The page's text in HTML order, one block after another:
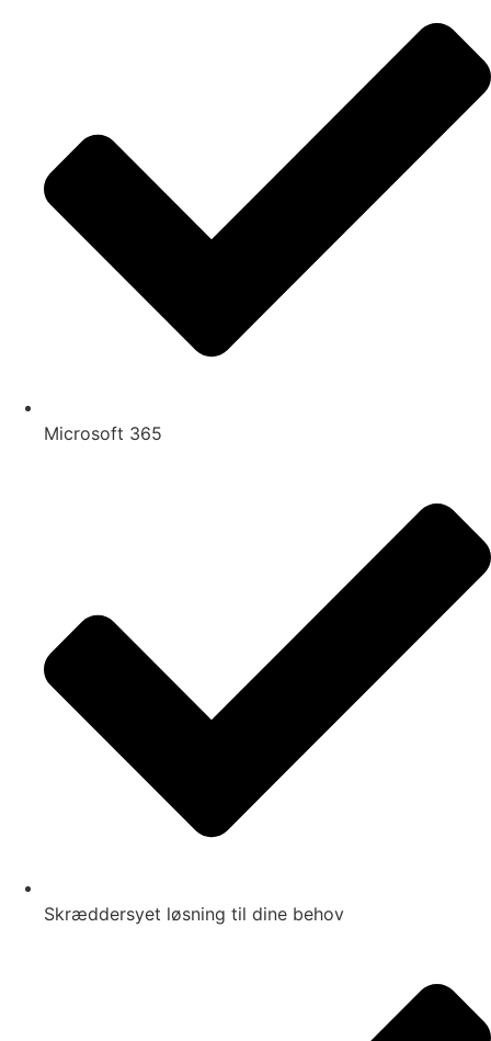
Microsoft 365
Skræddersyet løsning til dine behov